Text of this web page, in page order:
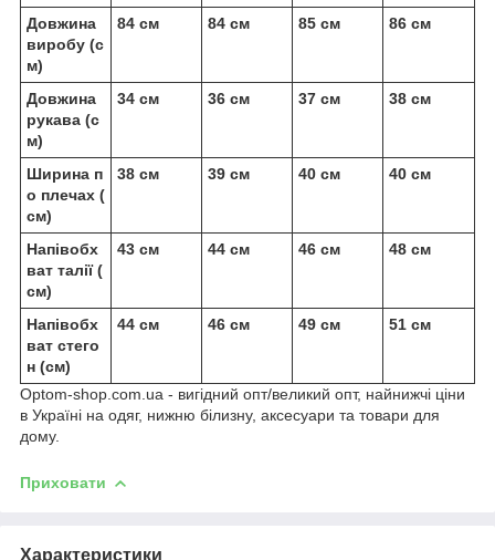
Довжина
виробу (с
м)
84 см 84 см 85 см 86 см
Довжина
рукава (с
м)
34 см 36 см 37 см 38 см
Ширина п
о плечах (
см)
38 см 39 см 40 см 40 см
Напівобх
ват талії (
см)
43 см 44 см 46 см 48 см
Напівобх
ват стего
н (см)
44 см 46 см 49 см 51 см
Optom-shop.com.ua - вигідний опт/великий опт, найнижчі ціни
в Україні на одяг, нижню білизну, аксесуари та товари для
дому.
Приховати
Характеристики